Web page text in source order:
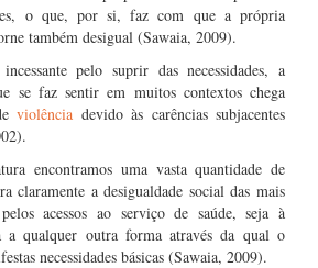
o que, por si, faz com que a própria
também desigual (Sawaia, 2009).
pelo suprir das necessidades, a
se faz sentir em muitos contextos chega
violência devido às carências subjacentes
encontramos uma vasta quantidade de
claramente a desigualdade social das mais
acessos ao serviço de saúde, seja à
a qualquer outra forma através da qual o
necessidades básicas (Sawaia, 2009).